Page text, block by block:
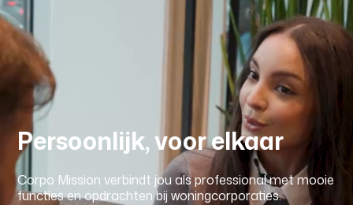
Persoonlijk, voor elkaar
Corpo Mission verbindt jou als professional met mooie
functies en opdrachten bij woningcorporaties.